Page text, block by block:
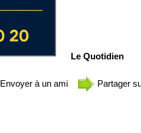
Le Quotidien
Envoyer à un ami Partager